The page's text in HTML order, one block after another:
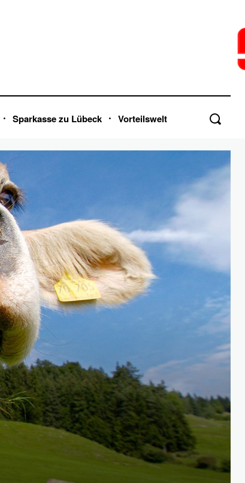
Sparkasse zu Lübeck Vorteilswelt